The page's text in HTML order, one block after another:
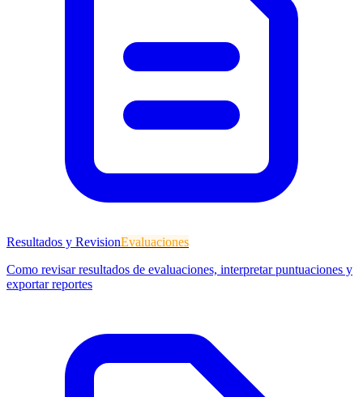
Resultados y RevisionEvaluaciones
Como revisar resultados de evaluaciones, interpretar puntuaciones y
exportar reportes